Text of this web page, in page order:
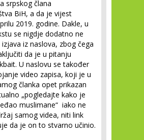
srpskog člana
BiH, a da je vijest
2019. godine. Dakle, u
se nigdje dodatno ne
iz naslova, zbog čega
da je u pitanju
U naslovu se također
video zapisa, koji je u
članka opet prikazan
„pogledajte kako je
muslimane“ iako ne
samog videa, niti link
da je on to stvarno učinio.